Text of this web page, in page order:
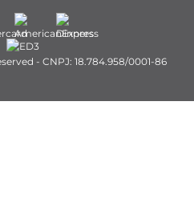
- CNPJ: 18.784.958/0001-86